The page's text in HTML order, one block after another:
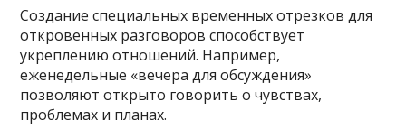
Создание специальных временных отрезков для
откровенных разговоров способствует
укреплению отношений. Например,
еженедельные «вечера для обсуждения»
позволяют открыто говорить о чувствах,
проблемах и планах.